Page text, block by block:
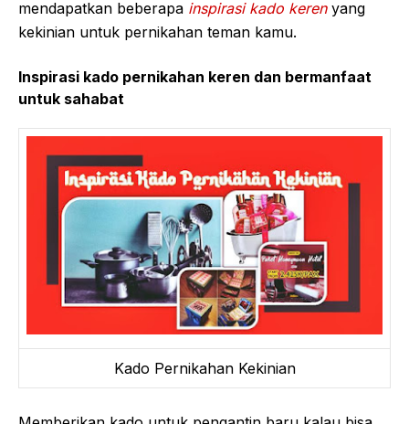
mendapatkan beberapa inspirasi kado kerenyang
kekinian untuk pernikahan teman kamu.
Inspirasi kado pernikahan keren dan bermanfaat
untuk sahabat
Kado Pernikahan Kekinian